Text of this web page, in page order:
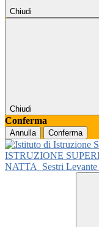
Chiudi
Chiudi
Conferma
Annulla Conferma
ISTRUZIONE
NATTA
Sestri